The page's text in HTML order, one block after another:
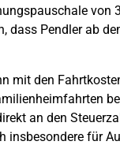
von
Pendler ab
mit den
an den
für